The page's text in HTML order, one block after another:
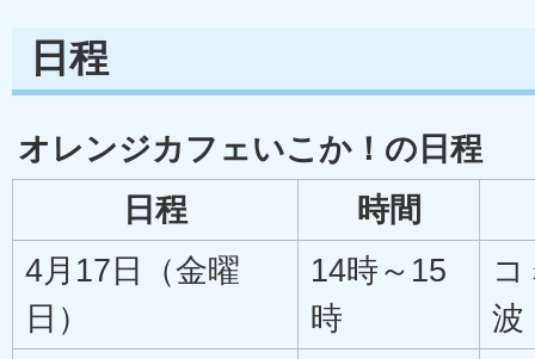
日程
オレンジカフェいこか！の日程
日程
時間
4月17日（金曜
日）
14時～15
時
波